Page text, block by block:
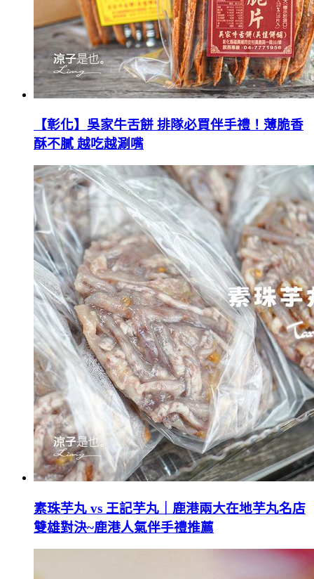
【彰化】吳家牛舌餅 排隊必買伴手禮！薄脆香
酥不膩 越吃越涮嘴
素珠芋丸 vs 王記芋丸｜鹿港兩大在地芋丸名店
雙雄對決~鹿港人氣伴手禮推薦